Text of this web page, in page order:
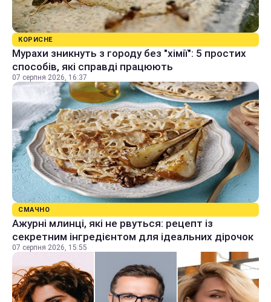
КОРИСНЕ
Мурахи зникнуть з городу без "хімії": 5 простих
способів, які справді працюють
07 серпня 2026, 16:37
СМАЧНО
Ажурні млинці, які не рвуться: рецепт із
секретним інгредієнтом для ідеальних дірочок
07 серпня 2026, 15:55